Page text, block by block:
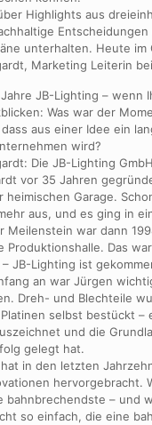
Highlights aus
unterhalten. Heute im
Marketing Leiterin
Jahre JB-Lighting – wenn
Was war der
aus einer Idee ein
wird?
Die JB-Lighting
vor 35 Jahren
heimischen Garage.
aus, und es ging in
Meilenstein war dann
Produktionshalle. Das
JB-Lighting ist
an war Jürgen
Dreh- und Blechteile
selbst bestückt –
und die
gelegt hat.
in den letzten
hervorgebracht.
bahnbrechendste – und
so einfach, die eine